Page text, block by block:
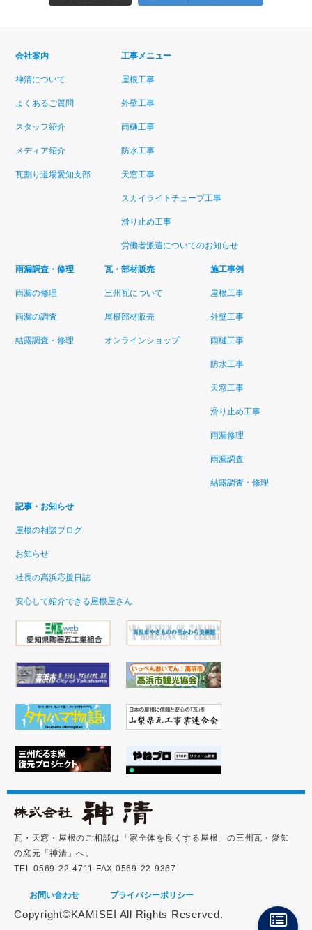
会社案内
神清について
よくあるご質問
スタッフ紹介
メディア紹介
瓦割り道場愛知支部
工事メニュー
屋根工事
外壁工事
雨樋工事
防水工事
天窓工事
スカイライトチューブ工事
滑り止め工事
労働者派遣についてのお知らせ
雨漏調査・修理
雨漏の修理
雨漏の調査
結露調査・修理
瓦・部材販売
三州瓦について
屋根部材販売
オンラインショップ
施工事例
屋根工事
外壁工事
雨樋工事
防水工事
天窓工事
滑り止め工事
雨漏修理
雨漏調査
結露調査・修理
記事・お知らせ
屋根の相談ブログ
お知らせ
社長の高浜応援日誌
安心して紹介できる屋根屋さん
瓦・天窓・屋根のご相談は「家全体を良くする屋根」の三州瓦・愛知
の窯元「神清」へ。
TEL 0569-22-4711 FAX 0569-22-9367
お問い合わせ プライバシーポリシー
Copyright©KAMISEI All Rights Reserved.